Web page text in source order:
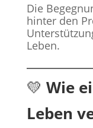
Die
hinter den
Leben.
💛 Wie
Leben